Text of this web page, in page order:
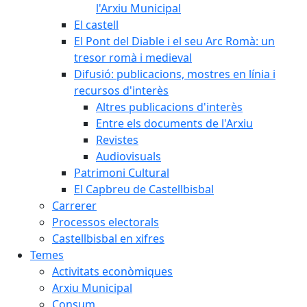
l'Arxiu Municipal
El castell
El Pont del Diable i el seu Arc Romà: un
tresor romà i medieval
Difusió: publicacions, mostres en línia i
recursos d'interès
Altres publicacions d'interès
Entre els documents de l'Arxiu
Revistes
Audiovisuals
Patrimoni Cultural
El Capbreu de Castellbisbal
Carrerer
Processos electorals
Castellbisbal en xifres
Temes
Activitats econòmiques
Arxiu Municipal